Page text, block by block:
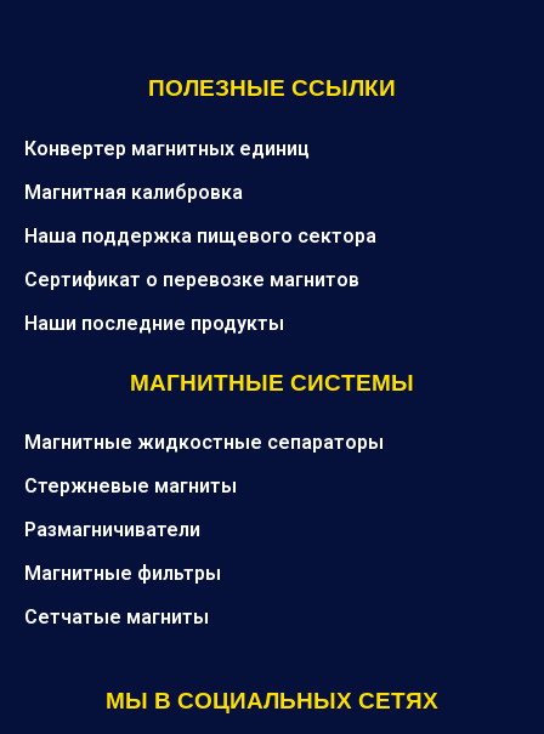
ПОЛЕЗНЫЕ ССЫЛКИ
Конвертер магнитных единиц
Магнитная калибровка
Наша поддержка пищевого сектора
Сертификат о перевозке магнитов
Наши последние продукты
МАГНИТНЫЕ СИСТЕМЫ
Магнитные жидкостные сепараторы
Стержневые магниты
Размагничиватели
Магнитные фильтры
Сетчатые магниты
МЫ В СОЦИАЛЬНЫХ СЕТЯХ